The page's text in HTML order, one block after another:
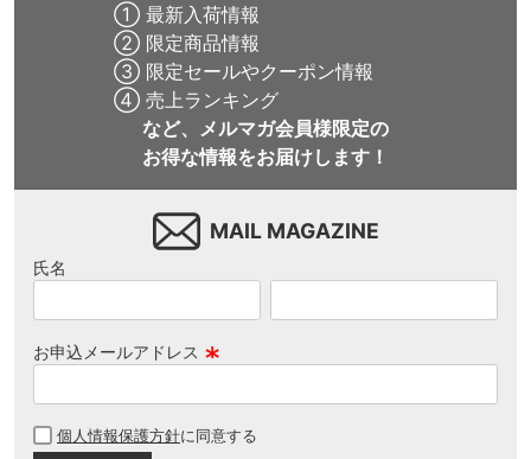
① 最新入荷情報
② 限定商品情報
③ 限定セールやクーポン情報
④ 売上ランキング
など、メルマガ会員様限定の
お得な情報をお届けします！
MAIL MAGAZINE
氏名
お申込メールアドレス
須
個人情報保護方針に同意する